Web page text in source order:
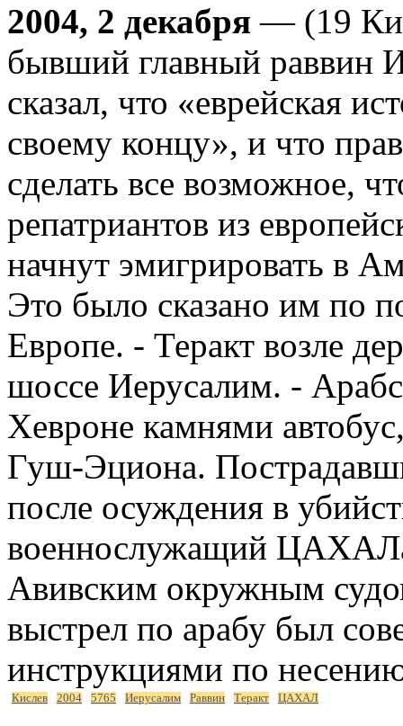
2004, 2 декабря — (19
бывший главный раввин
сказал, что «еврейская
своему концу», и что
сделать все возможное,
репатриантов из
начнут эмигрировать в
Это было сказано им по
Европе. - Теракт возле
шоссе Иерусалим. -
Хевроне камнями
Гуш-Эциона.
после осуждения в
военнослужащий
Авивским окружным
выстрел по арабу был
инструкциями по
Кислев 2004 5765 Иерусалим Раввин Теракт ЦАХАЛ